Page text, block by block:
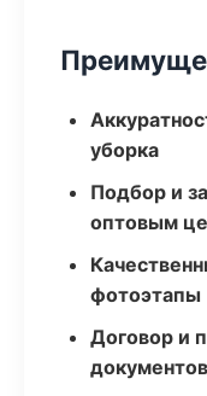
уборка
Подбор и
оптовым
фотоэтапы
Договор и
документов